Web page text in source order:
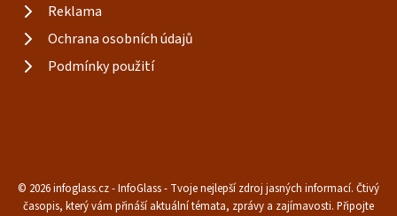
Reklama
Ochrana osobních údajů
Podmínky použití
© 2026 infoglass.cz - InfoGlass - Tvoje nejlepší zdroj jasných informací. Čtivý
časopis, který vám přináší aktuální témata, zprávy a zajímavosti. Připojte